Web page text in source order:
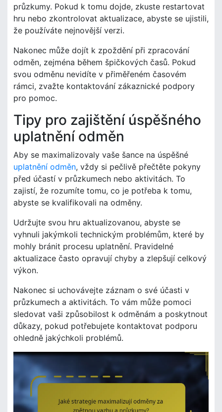
průzkumy. Pokud k tomu dojde, zkuste restartovat
hru nebo zkontrolovat aktualizace, abyste se ujistili,
že používáte nejnovější verzi.
Nakonec může dojít k zpoždění při zpracování
odměn, zejména během špičkových časů. Pokud
svou odměnu nevidíte v přiměřeném časovém
rámci, zvažte kontaktování zákaznické podpory
pro pomoc.
Tipy pro zajištění úspěšného
uplatnění odměn
Aby se maximalizovaly vaše šance na úspěšné
uplatnění odměn, vždy si pečlivě přečtěte pokyny
před účastí v průzkumech nebo aktivitách. To
zajistí, že rozumíte tomu, co je potřeba k tomu,
abyste se kvalifikovali na odměny.
Udržujte svou hru aktualizovanou, abyste se
vyhnuli jakýmkoli technickým problémům, které by
mohly bránit procesu uplatnění. Pravidelné
aktualizace často opravují chyby a zlepšují celkový
výkon.
Nakonec si uchovávejte záznam o své účasti v
průzkumech a aktivitách. To vám může pomoci
sledovat vaši způsobilost k odměnám a poskytnout
důkazy, pokud potřebujete kontaktovat podporu
ohledně jakýchkoli problémů.